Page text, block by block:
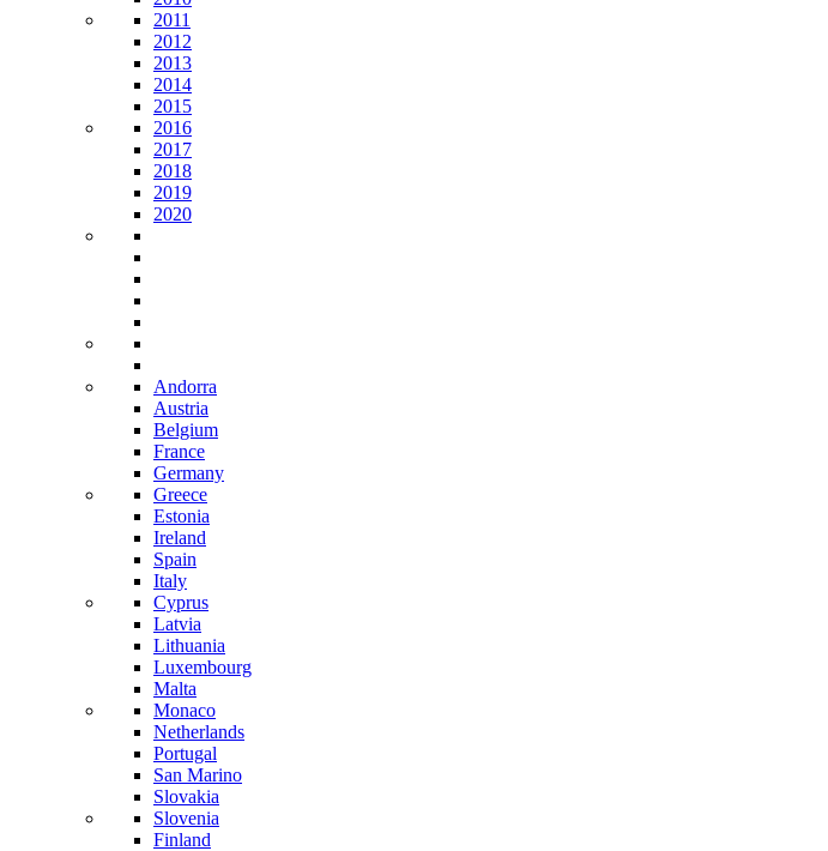
2011
2012
2013
2014
2015
2016
2017
2018
2019
2020
Andorra
Austria
Belgium
France
Germany
Greece
Estonia
Ireland
Spain
Italy
Cyprus
Latvia
Lithuania
Luxembourg
Malta
Monaco
Netherlands
Portugal
San Marino
Slovakia
Slovenia
Finland